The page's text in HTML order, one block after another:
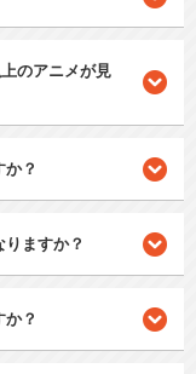
のアニメが見
か？
ますか？
？